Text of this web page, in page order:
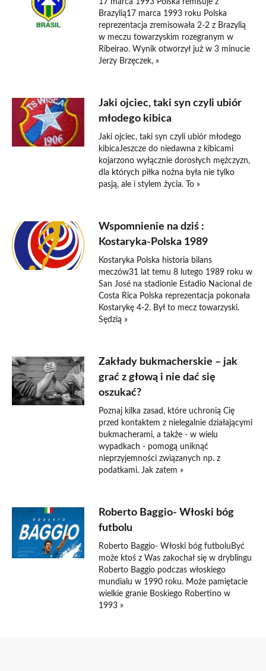
17 marca 1993 Polska remisuje z
Brazylią17 marca 1993 roku Polska
reprezentacja zremisowała 2-2 z Brazylią
w meczu towarzyskim rozegranym w
Ribeirao. Wynik otworzył już w 3 minucie
Jerzy Brzęczek, »
Jaki ojciec, taki syn czyli ubiór
młodego kibica
Jaki ojciec, taki syn czyli ubiór młodego
kibicaJeszcze do niedawna z kibicami
kojarzono wyłącznie dorosłych mężczyzn,
dla których piłka nożna była nie tylko
pasją, ale i stylem życia. To »
Wspomnienie na dziś :
Kostaryka-Polska 1989
Kostaryka Polska historia bilans
meczów31 lat temu 8 lutego 1989 roku w
San José na stadionie Estadio Nacional de
Costa Rica Polska reprezentacja pokonała
Kostarykę 4-2. Był to mecz towarzyski.
Sędzią »
Zakłady bukmacherskie – jak
grać z głową i nie dać się
oszukać?
Poznaj kilka zasad, które uchronią Cię
przed kontaktem z nielegalnie działającymi
bukmacherami, a także - w wielu
wypadkach - pomogą uniknąć
nieprzyjemności związanych np. z
podatkami. Jak zatem »
Roberto Baggio- Włoski bóg
futbolu
Roberto Baggio- Włoski bóg futboluByć
może ktoś z Was zakochał się w dryblingu
Roberto Baggio podczas włoskiego
mundialu w 1990 roku. Może pamiętacie
wielkie granie Boskiego Robertino w
1993 »